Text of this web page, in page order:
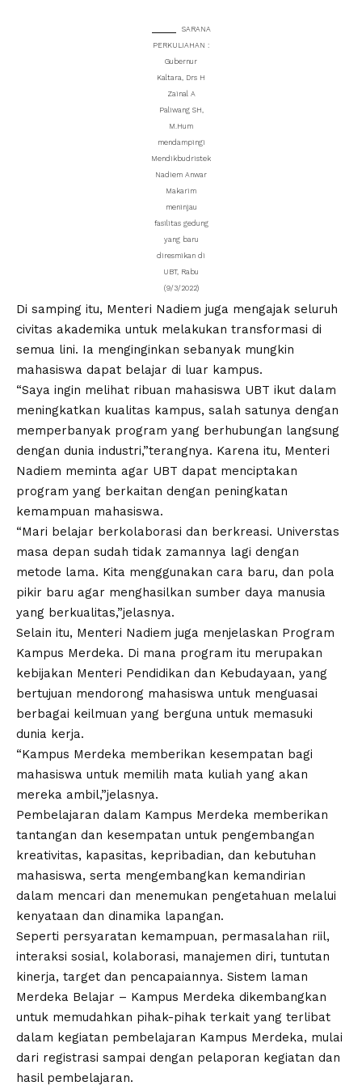
SARANA
PERKULIAHAN :
Gubernur
Kaltara, Drs H
Zainal A
Paliwang SH,
M.Hum
mendampingi
Mendikbudristek
Nadiem Anwar
Makarim
meninjau
fasilitas gedung
yang baru
diresmikan di
UBT, Rabu
(9/3/2022)
Di samping itu, Menteri Nadiem juga mengajak seluruh
civitas akademika untuk melakukan transformasi di
semua lini. Ia menginginkan sebanyak mungkin
mahasiswa dapat belajar di luar kampus.
“Saya ingin melihat ribuan mahasiswa UBT ikut dalam
meningkatkan kualitas kampus, salah satunya dengan
memperbanyak program yang berhubungan langsung
dengan dunia industri,”terangnya. Karena itu, Menteri
Nadiem meminta agar UBT dapat menciptakan
program yang berkaitan dengan peningkatan
kemampuan mahasiswa.
“Mari belajar berkolaborasi dan berkreasi. Universtas
masa depan sudah tidak zamannya lagi dengan
metode lama. Kita menggunakan cara baru, dan pola
pikir baru agar menghasilkan sumber daya manusia
yang berkualitas,”jelasnya.
Selain itu, Menteri Nadiem juga menjelaskan Program
Kampus Merdeka. Di mana program itu merupakan
kebijakan Menteri Pendidikan dan Kebudayaan, yang
bertujuan mendorong mahasiswa untuk menguasai
berbagai keilmuan yang berguna untuk memasuki
dunia kerja.
“Kampus Merdeka memberikan kesempatan bagi
mahasiswa untuk memilih mata kuliah yang akan
mereka ambil,”jelasnya.
Pembelajaran dalam Kampus Merdeka memberikan
tantangan dan kesempatan untuk pengembangan
kreativitas, kapasitas, kepribadian, dan kebutuhan
mahasiswa, serta mengembangkan kemandirian
dalam mencari dan menemukan pengetahuan melalui
kenyataan dan dinamika lapangan.
Seperti persyaratan kemampuan, permasalahan riil,
interaksi sosial, kolaborasi, manajemen diri, tuntutan
kinerja, target dan pencapaiannya. Sistem laman
Merdeka Belajar – Kampus Merdeka dikembangkan
untuk memudahkan pihak-pihak terkait yang terlibat
dalam kegiatan pembelajaran Kampus Merdeka, mulai
dari registrasi sampai dengan pelaporan kegiatan dan
hasil pembelajaran.